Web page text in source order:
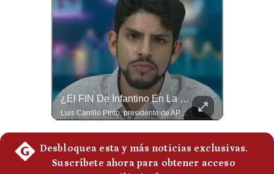
Frecuentes
¿El FIN De Infantino En La FIFA? El Grave Pronóstico Sobre Su Renuncia | #EnClaveEconómica
Luis Carrillo Pinto, presidente de APEMD pronostica meses muy difíciles para Infantino y sostiene que una mayor presión de la UEFA, junto con nuevas investigaciones periodísticas, podría llevarlo a dimitir. También menciona renuncias internas y acusaciones de que el proyecto fue impulsado por una sola persona. #GianniInfantino #FIFA #UEFA #LuisCarrilloPinto #APEMD #Futbol #NoticiasDeportivas #Mundial #Shorts 👉 Suscríbete y activa la campana para no perderte nuestro análisis diario. 🌎 Síguenos en nuestras redes sociales: 📌 Web oficial: https://gestion.pe/mundo/ 📌 LinkedIn: http://bit.ly/3HYIET0 📌 X (Twitter): http://bit.ly/4noZtX9 📌 TikTok: http://bit.ly/4evB6TO